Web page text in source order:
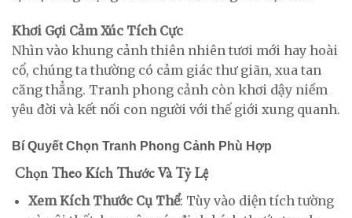
Khơi Gợi Cảm Xúc Tích Cực
Nhìn vào khung cảnh thiên nhiên tươi mới hay hoài
cổ, chúng ta thường có cảm giác thư giãn, xua tan
căng thẳng. Tranh phong cảnh còn khơi dậy niềm
yêu đời và kết nối con người với thế giới xung quanh.
Bí Quyết Chọn Tranh Phong Cảnh Phù Hợp
Chọn Theo Kích Thước Và Tỷ Lệ
Xem Kích Thước Cụ Thể: Tùy vào diện tích tường